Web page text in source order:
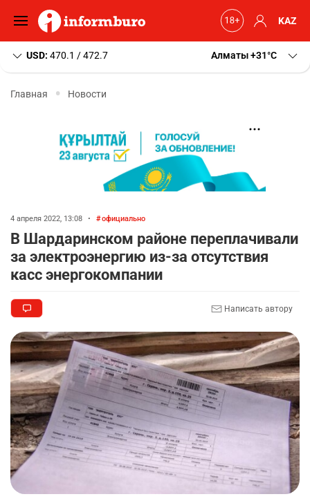
KAZ
USD: 470.1 / 472.7 Алматы+31 C
Главная Новости
4 апреля 2022, 13:08 • официально
В Шардаринском районе переплачивали
за электроэнергию из-за отсутствия
касс энергокомпании
Написать автору